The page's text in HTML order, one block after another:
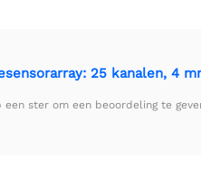
25 kanalen, 4
een ster om een beoordeling te